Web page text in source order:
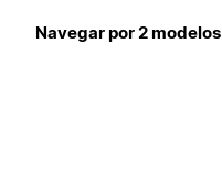
Navegar por 2 modelos